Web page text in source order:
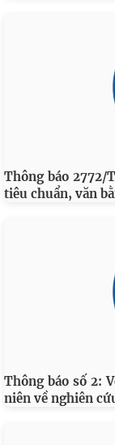
Thông báo 2772/
tiêu chuẩn, văn
Thông báo số 2:
niên về nghiên